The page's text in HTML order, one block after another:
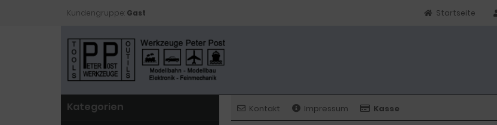
Kundengruppe: Gast Startseite
Kontakt Impressum Kasse
Kategorien